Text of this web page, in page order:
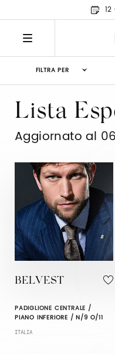
FILTRA PER
Lista
Aggiornato al
BELVEST
PADIGLIONE CENTRALE /
PIANO INFERIORE / N/9 O/11
ITALIA